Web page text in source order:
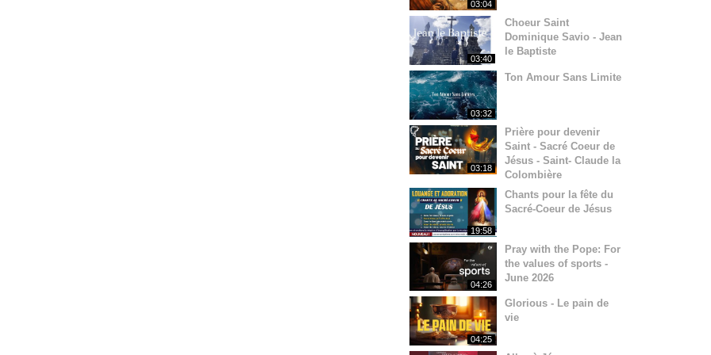
03:04
03:40
Choeur Saint
Dominique Savio - Jean
le Baptiste
03:32
Ton Amour Sans Limite
03:18
Prière pour devenir
Saint - Sacré Coeur de
Jésus - Saint- Claude la
Colombière
19:58
Chants pour la fête du
Sacré-Coeur de Jésus
04:26
Pray with the Pope: For
the values of sports -
June 2026
04:25
Glorious - Le pain de
vie